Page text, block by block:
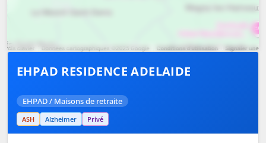
EHPAD RESIDENCE ADELAIDE
EHPAD / Maisons de retraite
ASH Alzheimer Privé